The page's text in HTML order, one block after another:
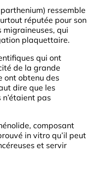
ressemble
réputée pour son
qui
plaquettaire.
qui ont
de la grande
ont obtenu des
dire que les
pas
composant
in vitro qu’il peut
et servir